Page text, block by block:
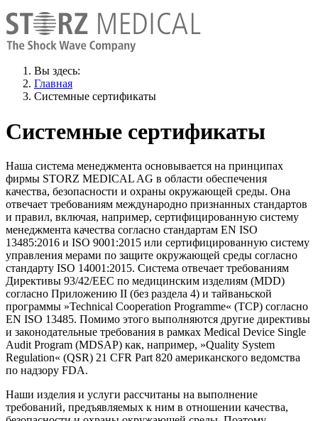
Вы здесь:
Главная
Системные сертификаты
Системные сертификаты
Наша система менеджмента основывается на принципах
фирмы STORZ MEDICAL AG в области обеспечения
качества, безопасности и охраны окружающей среды. Она
отвечает требованиям международно признанных стандартов
и правил, включая, например, сертифицированную систему
менеджмента качества согласно стандартам EN ISO
13485:2016 и ISO 9001:2015 или сертифицированную систему
управления мерами по защите окружающей среды согласно
стандарту ISO 14001:2015. Система отвечает требованиям
Директивы 93/42/EEC по медицинским изделиям (MDD)
согласно Приложению II (без раздела 4) и тайваньской
программы »Technical Cooperation Programme« (TCP) согласно
EN ISO 13485. Помимо этого выполняются другие директивы
и законодательные требования в рамках Medical Device Single
Audit Program (MDSAP) как, например, »Quality System
Regulation« (QSR) 21 CFR Part 820 американского ведомства
по надзору FDA.
Наши изделия и услуги рассчитаны на выполнение
требований, предъявляемых к ним в отношении качества,